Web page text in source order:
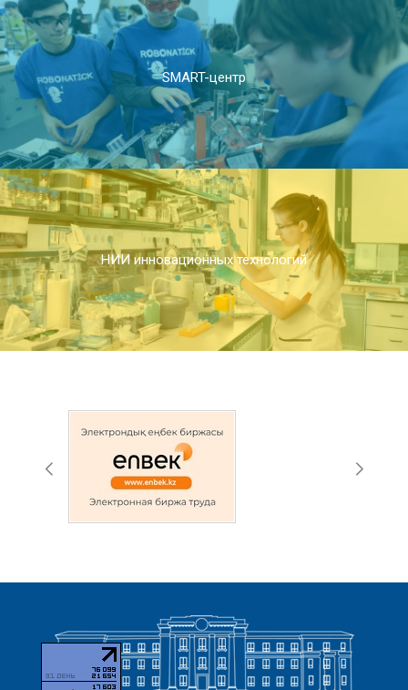
SMART-центр
НИИ инновационных технологий